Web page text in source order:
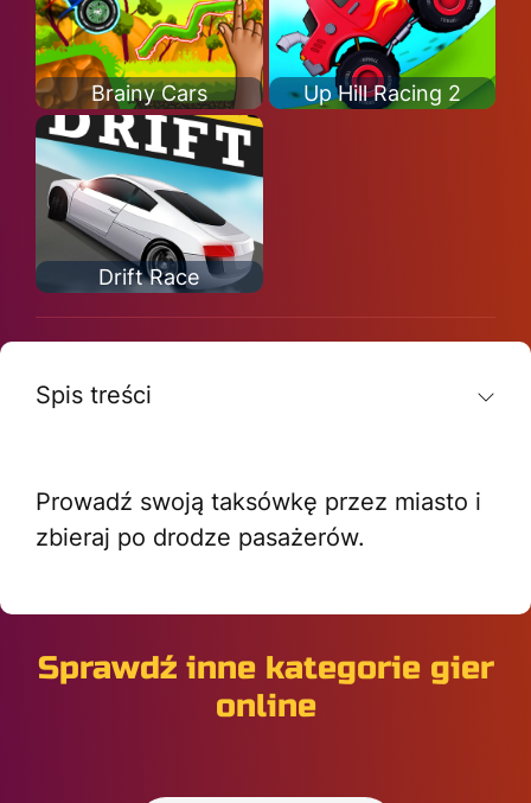
Brainy Cars Up Hill Racing 2
Drift Race
Spis treści
Prowadź swoją taksówkę przez miasto i
zbieraj po drodze pasażerów.
Sprawdź inne kategorie gier
online